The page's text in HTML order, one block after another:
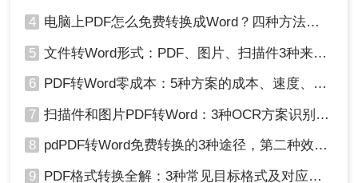
4 电脑上PDF怎么免费转换成Word？四种方法对比与实操指南（附详细表格）!
5 文件转Word形式：PDF、图片、扫描件3种来源分别怎么处理！
6 PDF转Word零成本：5种方案的成本、速度、精度对比！
7 扫描件和图片PDF转Word：3种OCR方案识别率实测！
8 pdPDF转Word免费转换的3种途径，第二种效率最高！
9 PDF格式转换全解：3种常见目标格式及对应操作方法！